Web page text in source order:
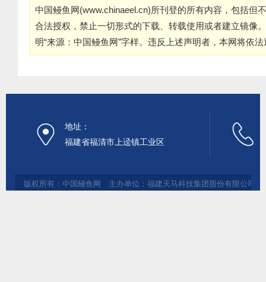
中国鳗鱼网(www.chinaeel.cn)所刊登的所有内容，包括但
合法授权，禁止一切形式的下载、转载使用或者建立镜像
明“来源：中国鳗鱼网”字样。违反上述声明者，本网将依
地址：
福建省福清市上迳镇工业区
版权所有：中国鳗鱼网 主办单位：福建天马科技集团股份有限公司